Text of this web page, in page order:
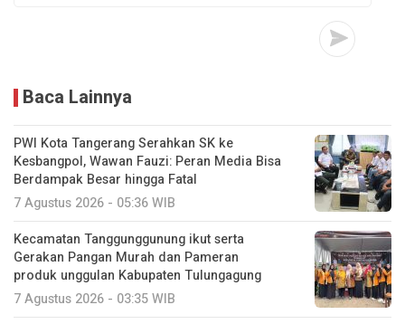
Baca Lainnya
PWI Kota Tangerang Serahkan SK ke
Kesbangpol, Wawan Fauzi: Peran Media Bisa
Berdampak Besar hingga Fatal
7 Agustus 2026 - 05:36 WIB
Kecamatan Tanggunggunung ikut serta
Gerakan Pangan Murah dan Pameran
produk unggulan Kabupaten Tulungagung
7 Agustus 2026 - 03:35 WIB